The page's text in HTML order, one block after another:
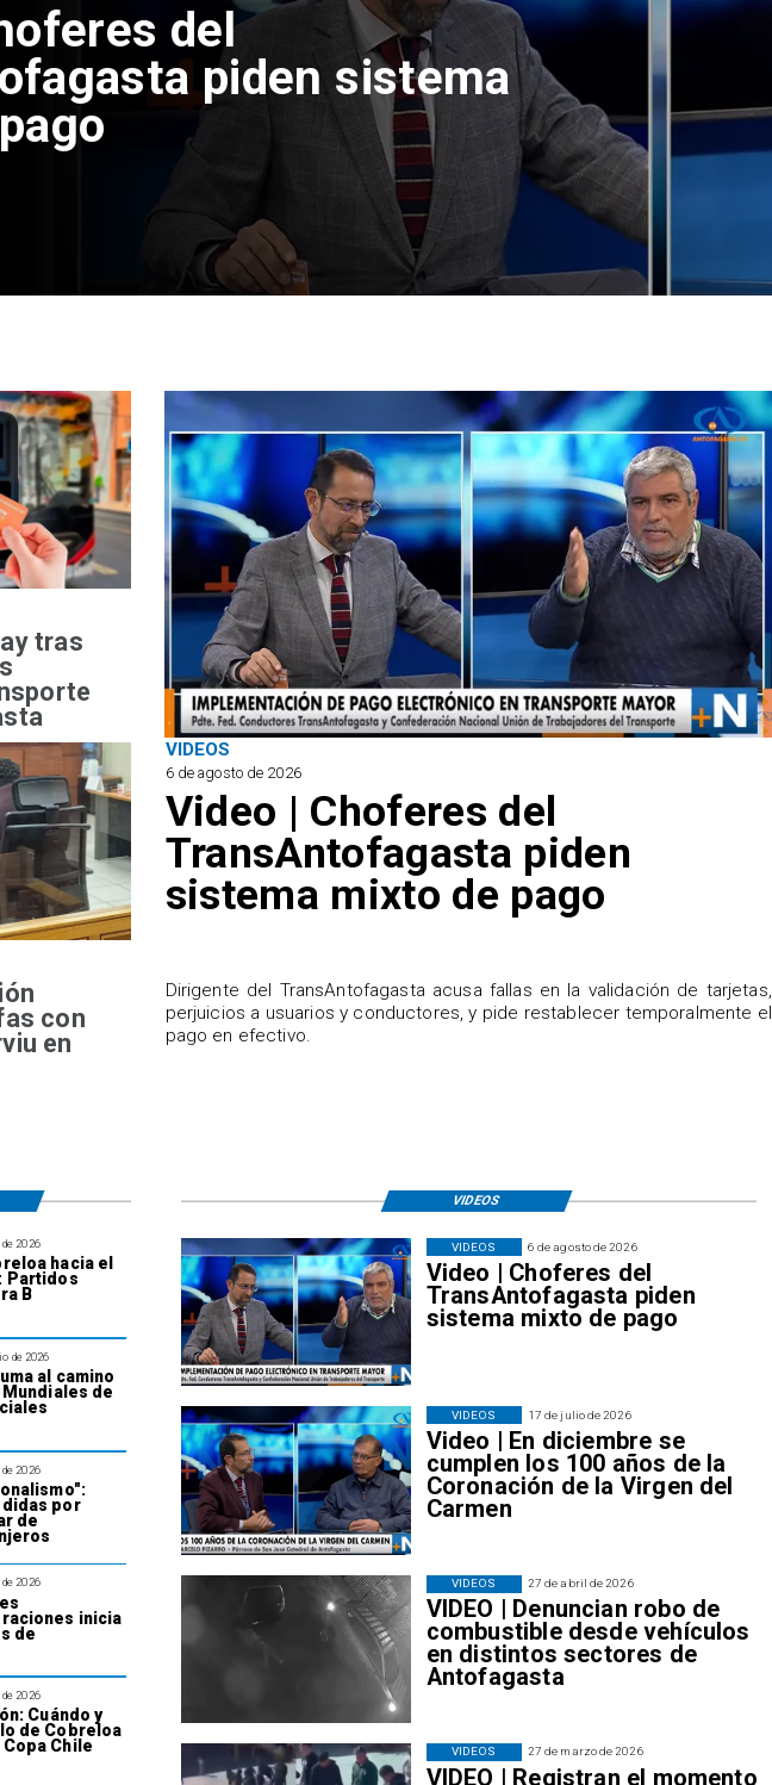
del
piden sistema
tras
VIDEOS
6 de agosto de 2026
Video | Choferes del
TransAntofagasta piden
sistema mixto de pago
​Dirigente del TransAntofagasta acusa fallas en la validación de tarjetas,
perjuicios a usuarios y conductores, y pide restablecer temporalmente el
pago en efectivo.
con
en
2026
hacia el
Partidos
B
de 2026
al camino
de
2026
por
de
2026
inicia
de
2026
Cuándo y
de Cobreloa
Chile
6 de agosto de 2026
Video | Choferes del
TransAntofagasta piden
sistema mixto de pago
VIDEOS
17 de julio de 2026
Video | En diciembre se
cumplen los 100 años de la
Coronación de la Virgen del
Carmen
VIDEOS
27 de abril de 2026
VIDEO | Denuncian robo de
combustible desde vehículos
en distintos sectores de
Antofagasta
VIDEOS
27 de marzo de 2026
VIDEO | Registran el momento
VIDEOS
VIDEOS